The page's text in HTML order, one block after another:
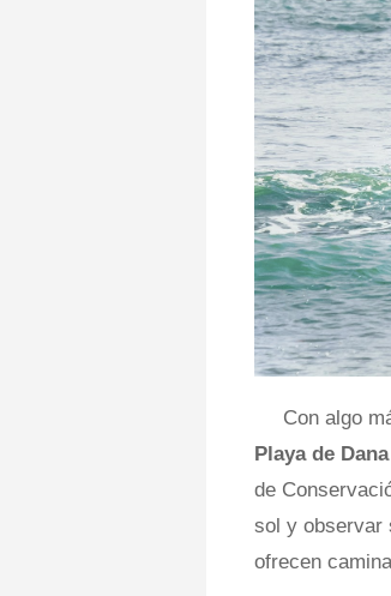
Con algo
Playa de
de
sol y observar
ofrecen